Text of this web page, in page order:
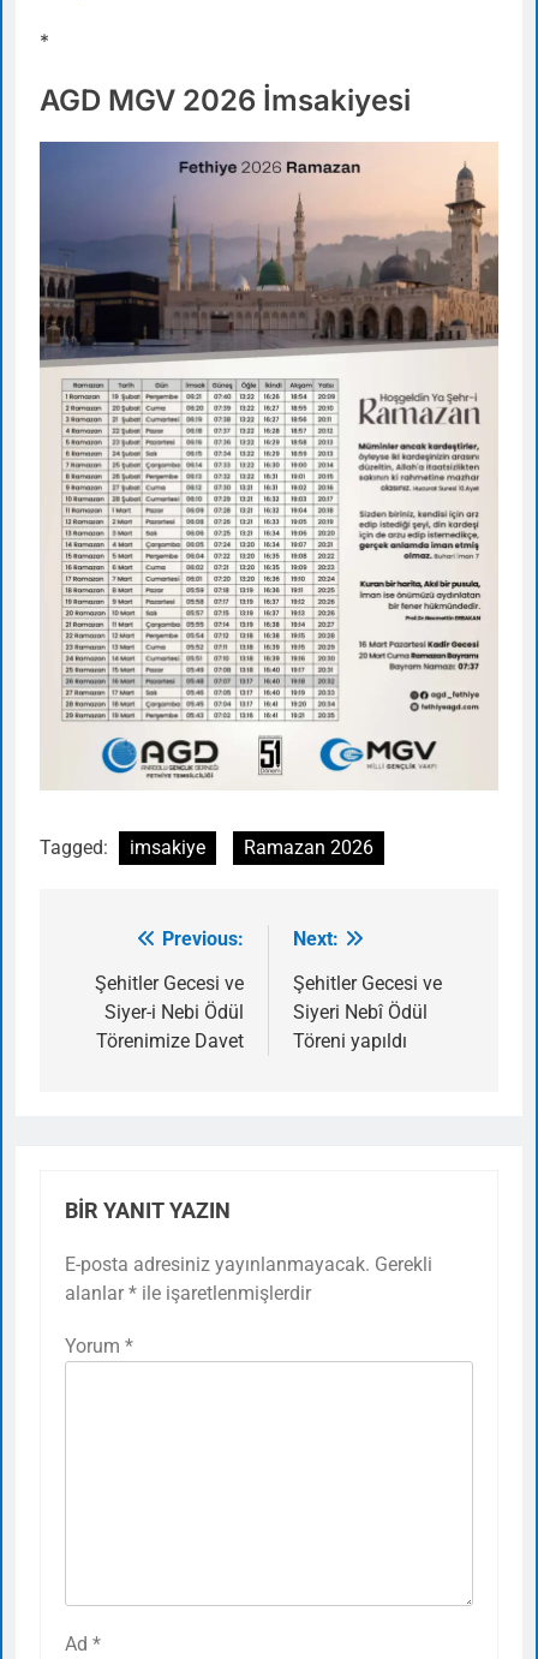
*
AGD MGV 2026 İmsakiyesi
Tagged: imsakiye Ramazan 2026
gezinmesi
Previous:
Şehitler Gecesi ve
Siyer-i Nebi Ödül
Törenimize Davet
Next:
Şehitler Gecesi ve
Siyeri Nebî Ödül
Töreni yapıldı
BIR YANIT YAZIN
E-posta adresiniz yayınlanmayacak. Gerekli
alanlar * ile işaretlenmişlerdir
Yorum *
Ad *